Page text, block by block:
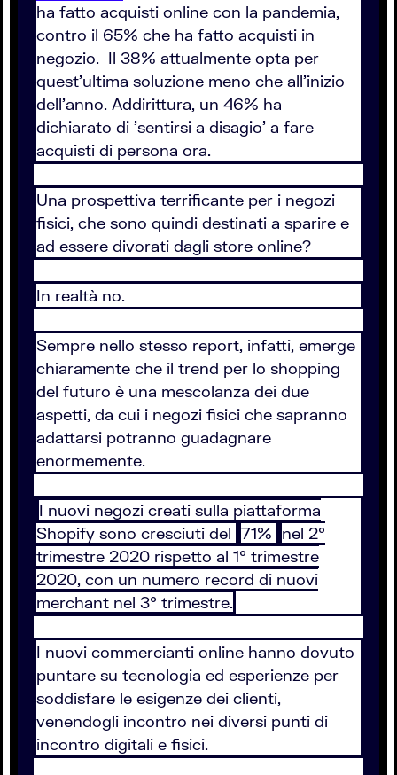
ha fatto acquisti online con la pandemia,
contro il 65% che ha fatto acquisti in
negozio. Il 38% attualmente opta per
quest'ultima soluzione meno che all’inizio
dell’anno. Addirittura, un 46% ha
dichiarato di 'sentirsi a disagio' a fare
acquisti di persona ora.
Una prospettiva terrificante per i negozi
fisici, che sono quindi destinati a sparire e
ad essere divorati dagli store online?
In realtà no.
Sempre nello stesso report, infatti, emerge
chiaramente che il trend per lo shopping
del futuro è una mescolanza dei due
aspetti, da cui i negozi fisici che sapranno
adattarsi potranno guadagnare
enormemente.
I nuovi negozi creati sulla piattaforma
Shopify sono cresciuti del 71% nel 2°
trimestre 2020 rispetto al 1° trimestre
2020, con un numero record di nuovi
merchant nel 3° trimestre.
I nuovi commercianti online hanno dovuto
puntare su tecnologia ed esperienze per
soddisfare le esigenze dei clienti,
venendogli incontro nei diversi punti di
incontro digitali e fisici.